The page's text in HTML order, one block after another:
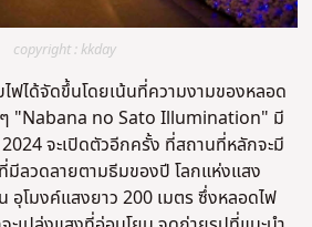
copyright : kkday
ฟได้จัดขึ้นโดยเน้นที่ความงามของหลอด
ๆ "Nabana no Sato Illumination" มี
จะเปิดตัวอีกครั้ง ที่สถานที่หลักจะมี
มีลวดลายตามธีมของปี โลกแห่งแสง
อุโมงค์แสงยาว 200 เมตร ซึ่งหลอดไฟ